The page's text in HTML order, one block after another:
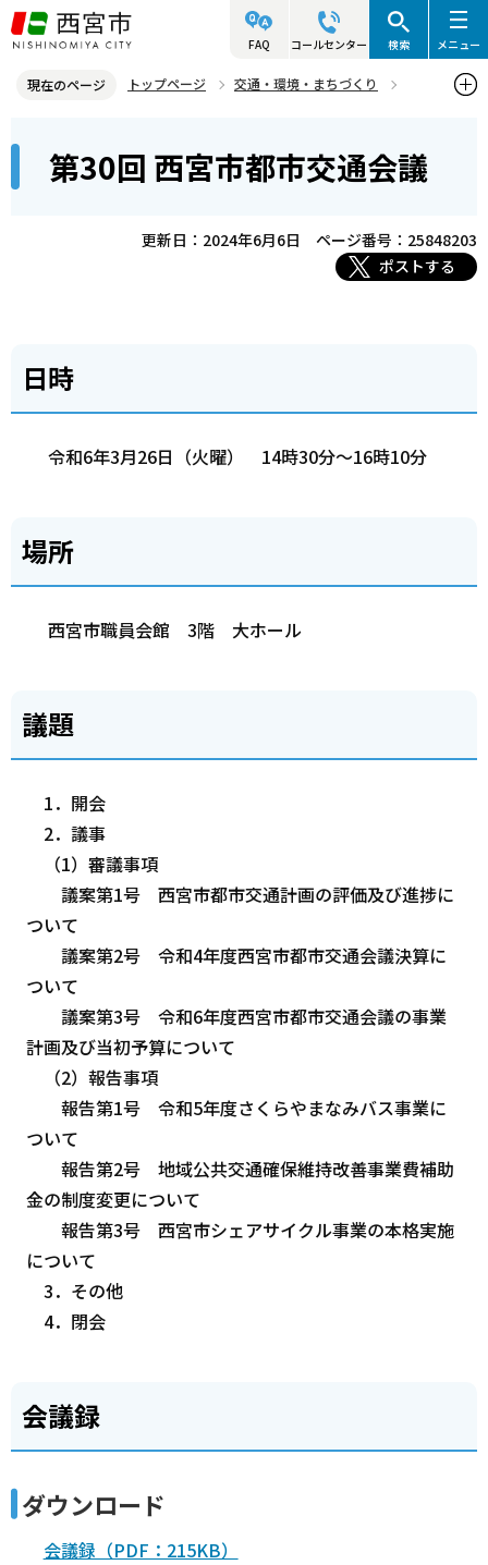
こ
の
ジ
先
FAQ コールセンター 検索 メニュー
現在のページ トップページ
交通・環境・まちづくり
西宮市都市交通会議（全体会議）
第30回 西宮市都市交通会議
こ
第30回 西宮市都市交通会議
更新日：2024年6月6日
ページ番号：25848203
ポストする
日時
令和6年3月26日（火曜） 14時30分～16時10分
場所
西宮市職員会館 3階 大ホール
議題
1．開会
2．議事
（1）審議事項
議案第1号 西宮市都市交通計画の評価及び進捗に
ついて
議案第2号 令和4年度西宮市都市交通会議決算に
ついて
議案第3号 令和6年度西宮市都市交通会議の事業
計画及び当初予算について
（2）報告事項
報告第1号 令和5年度さくらやまなみバス事業に
ついて
報告第2号 地域公共交通確保維持改善事業費補助
金の制度変更について
報告第3号 西宮市シェアサイクル事業の本格実施
について
3．その他
4．閉会
会議録
ダウンロード
会議録（PDF：215KB）